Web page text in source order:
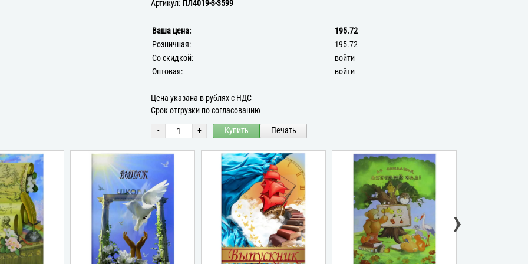
Артикул: ПЛ4019-3-3599
Ваша цена:
195.72
Розничная:
195.72
Со скидкой:
войти
Оптовая:
войти
Цена указана в рублях с НДС
Срок отгрузки по согласованию
- + Купить Печать
›